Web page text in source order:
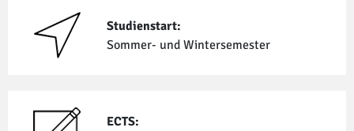
Studienstart:
Sommer- und Winter­semester
ECTS: